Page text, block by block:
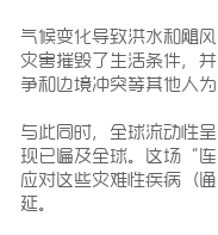
气候变化导致洪水和飓
灾害摧毁了生活条件，
争和边境冲突等其他人
与此同时，全球流动性
现已遍及全球。这场“
应对这些灾难性疾病（
延。